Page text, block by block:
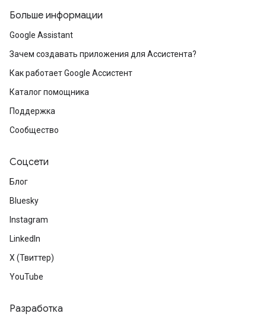
Больше информации
Google Assistant
Зачем создавать приложения для Ассистента?
Как работает Google Ассистент
Каталог помощника
Поддержка
Сообщество
Соцсети
Блог
Bluesky
Instagram
LinkedIn
X (Твиттер)
YouTube
Разработка